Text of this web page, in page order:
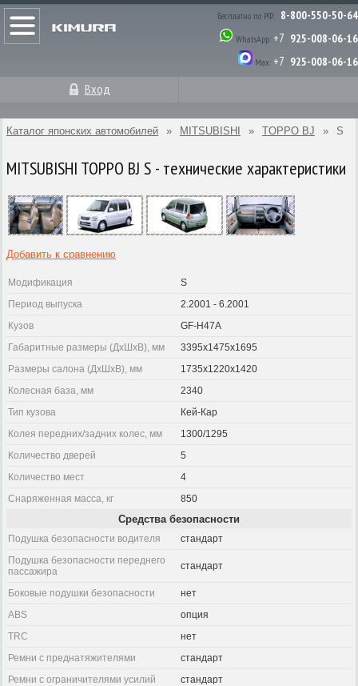
Бесплатно по РФ: 8-800-550-50-64
WhatsApp: +7 925-008-06-16
Max: +7 925-008-06-16
Вход
Каталог японских автомобилей » MITSUBISHI » TOPPO BJ » S
MITSUBISHI TOPPO BJ S - технические характеристики
Добавить к сравнению
Модификация
S
Период выпуска
2.2001 - 6.2001
Кузов
GF-H47A
Габаритные размеры (ДхШхВ), мм
3395x1475x1695
Размеры салона (ДхШхВ), мм
1735x1220x1420
Колесная база, мм
2340
Тип кузова
Кей-Кар
Колея передних/задних колес, мм
1300/1295
Количество дверей
5
Количество мест
4
Снаряженная масса, кг
850
Средства безопасности
Подушка безопасности водителя
стандарт
Подушка безопасности переднего
пассажира
стандарт
Боковые подушки безопасности
нет
ABS
опция
TRC
нет
Ремни с преднатяжителями
стандарт
Ремни с ограничителями усилий
стандарт